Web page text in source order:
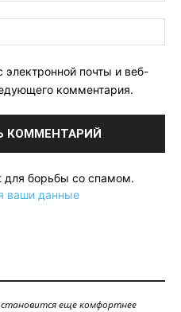
почты и веб-
комментария.
для борьбы со спамом.
ваши данные
еще комфортнее